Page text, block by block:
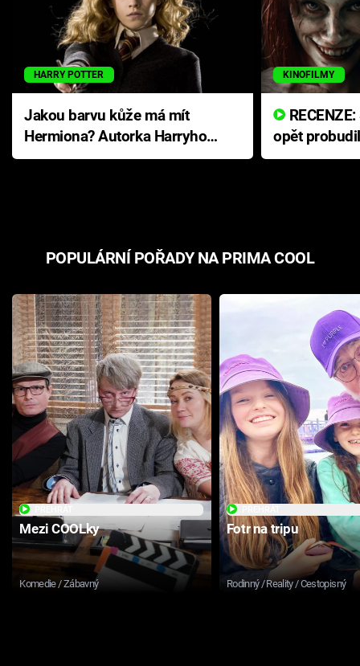
HARRY POTTER
Jakou barvu kůže má mít
Hermiona? Autorka Harryho
Pottera přišla s ráznou
KINOFILMY
opět
přichází s
POPULÁRNÍ POŘADY NA PRIMA COOL
Mezi COOLky
Komedie / Zábavný
Fotr na tripu
Rodinný / Reality / Cestopisný